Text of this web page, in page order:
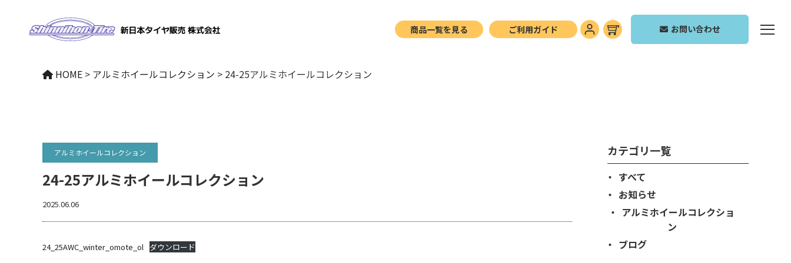
商品一覧を見る ご利用ガイド お問い合わせ
NEWS
HOME > アルミホイールコレクション > 24-25アルミホイールコレクション
アルミホイールコレクション
24-25アルミホイールコレクション
2025.06.06
24_25AWC_winter_omote_ol ダウンロード
カテゴリ一覧
すべて
お知らせ
アルミホイールコレクショ
ン
ブログ